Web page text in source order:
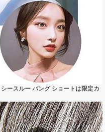
ースルー バング ショートは限定カ